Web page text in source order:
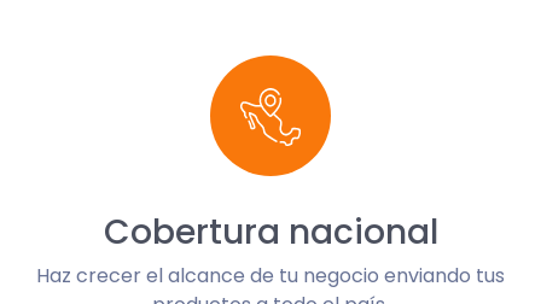
Cobertura nacional
Haz crecer el alcance de tu negocio enviando tus